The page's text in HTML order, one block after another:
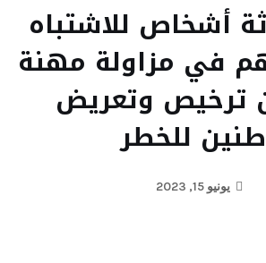
أشخاص للاشتباه
في مزاولة مهنة
ترخيص وتعريض
للخطر
يونيو 15, 2023